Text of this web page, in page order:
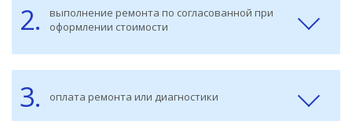
2.
выполнение ремонта по согласованной при
оформлении стоимости
3. оплата ремонта или диагностики